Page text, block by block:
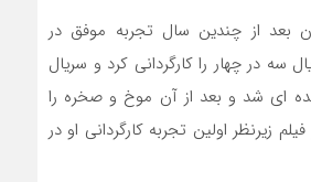
بعد از چندین سال تجربه موفق در
سال ۸۷ سریال سه در چهار را کارگردانی کرد و سریال
ای شد و بعد از آن موخ و صخره را
و فیلم زیرنظر اولین تجربه کارگردانی او در